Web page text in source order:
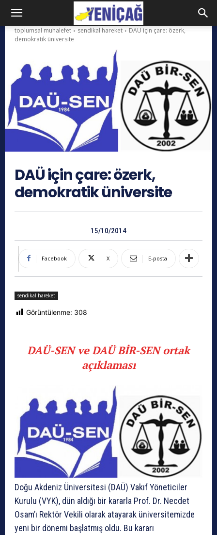
toplumsal muhalefet sendikal hareket
DAÜ için çare: özerk,
demokratik üniversite
DAÜ için çare: özerk,
demokratik üniversite
15/10/2014
Facebook X E-posta
sendikal hareket
Görüntülenme: 308
DAÜ-SEN ve DAÜ BİR-SEN ortak
açıklaması
Doğu Akdeniz Üniversitesi (DAÜ) Vakıf Yöneticiler
Kurulu (VYK), dün aldığı bir kararla Prof. Dr. Necdet
Osam’ı Rektör Vekili olarak atayarak üniversitemizde
yeni bir dönemi başlatmış oldu. Bu kararı